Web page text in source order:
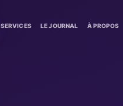
SERVICES LE JOURNAL À PROPOS